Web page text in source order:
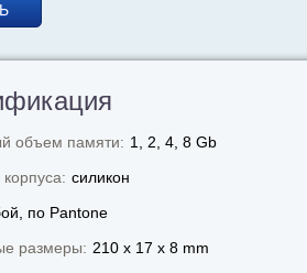
объем памяти: 1, 2, 4, 8 Gb
силикон
по Pantone
размеры: 210 x 17 x 8 mm